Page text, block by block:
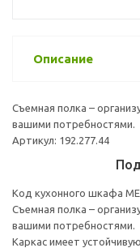
Описание
Съемная полка –
вашими потребностями.
Артикул: 192.277.44
Код кухонного шкафа
Съемная полка –
вашими потребностями.
Каркас имеет